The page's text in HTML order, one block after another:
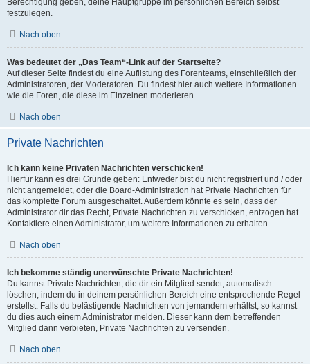
Berechtigung geben, deine Hauptgruppe im persönlichen Bereich selbst
festzulegen.
Nach oben
Was bedeutet der „Das Team“-Link auf der Startseite?
Auf dieser Seite findest du eine Auflistung des Forenteams, einschließlich der
Administratoren, der Moderatoren. Du findest hier auch weitere Informationen
wie die Foren, die diese im Einzelnen moderieren.
Nach oben
Private Nachrichten
Ich kann keine Privaten Nachrichten verschicken!
Hierfür kann es drei Gründe geben: Entweder bist du nicht registriert und / oder
nicht angemeldet, oder die Board-Administration hat Private Nachrichten für
das komplette Forum ausgeschaltet. Außerdem könnte es sein, dass der
Administrator dir das Recht, Private Nachrichten zu verschicken, entzogen hat.
Kontaktiere einen Administrator, um weitere Informationen zu erhalten.
Nach oben
Ich bekomme ständig unerwünschte Private Nachrichten!
Du kannst Private Nachrichten, die dir ein Mitglied sendet, automatisch
löschen, indem du in deinem persönlichen Bereich eine entsprechende Regel
erstellst. Falls du belästigende Nachrichten von jemandem erhältst, so kannst
du dies auch einem Administrator melden. Dieser kann dem betreffenden
Mitglied dann verbieten, Private Nachrichten zu versenden.
Nach oben